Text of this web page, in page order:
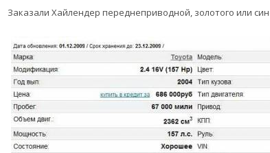
Заказали Хайлендер переднеприводной, золотого или